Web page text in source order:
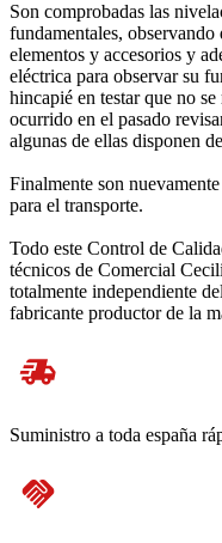
Son comprobadas las
fundamentales, observando
elementos y accesorios y
eléctrica para observar su
hincapié en testar que no
ocurrido en el pasado
algunas de ellas disponen
Finalmente son
para el transporte.
Todo este Control de
técnicos de Comercial
totalmente independiente
fabricante productor de la
Suministro a toda españa